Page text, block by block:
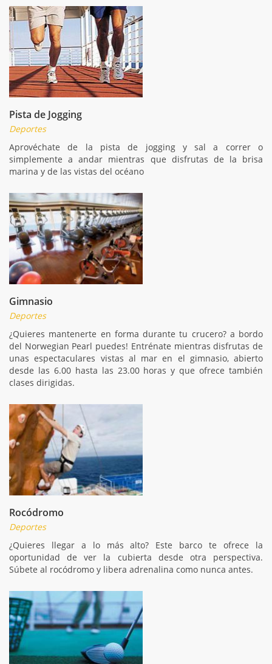
Pista de Jogging
Deportes
Aprovéchate de la pista de jogging y sal a correr o
simplemente a andar mientras que disfrutas de la brisa
marina y de las vistas del océano
Gimnasio
Deportes
¿Quieres mantenerte en forma durante tu crucero? a bordo
del Norwegian Pearl puedes! Entrénate mientras disfrutas de
unas espectaculares vistas al mar en el gimnasio, abierto
desde las 6.00 hasta las 23.00 horas y que ofrece también
clases dirigidas.
Rocódromo
Deportes
¿Quieres llegar a lo más alto? Este barco te ofrece la
oportunidad de ver la cubierta desde otra perspectiva.
Súbete al rocódromo y libera adrenalina como nunca antes.